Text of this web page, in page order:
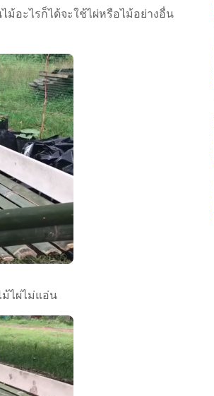
ม้อะไรก็ได้จะใช้ไผ่หรือไม้อย่างอื่น
ไผ่ไม่แอ่น